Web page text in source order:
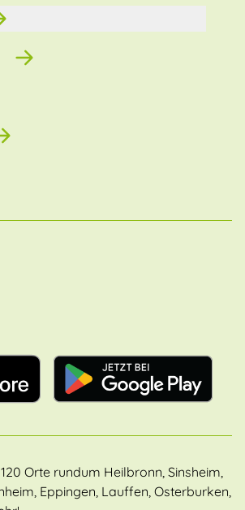
Orte rundum Heilbronn, Sinsheim,
Eppingen, Lauffen, Osterburken,